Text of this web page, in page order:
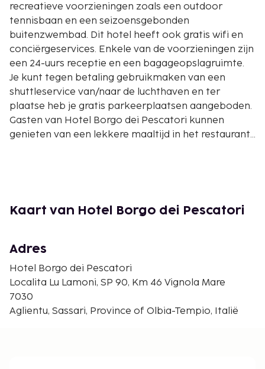
recreatieve voorzieningen zoals een outdoor
tennisbaan en een seizoensgebonden
buitenzwembad. Dit hotel heeft ook gratis wifi en
conciërgeservices. Enkele van de voorzieningen zijn
een 24-uurs receptie en een bagageopslagruimte.
Je kunt tegen betaling gebruikmaken van een
shuttleservice van/naar de luchthaven en ter
plaatse heb je gratis parkeerplaatsen aangeboden.
Gasten van Hotel Borgo dei Pescatori kunnen
genieten van een lekkere maaltijd in het restaurant
kamers met een koelkast en een
flatscreentelevisie. Alle kamers hebben balkons of
hebben gratis toiletartikelen en bidets. Bij de
voorzieningen horen een kluis en een bureau en de
kamers worden dagelijks schoongemaakt.
Kaart van Hotel Borgo dei Pescatori
Adres
Hotel Borgo dei Pescatori
Localita Lu Lamoni, SP 90, Km 46 Vignola Mare
7030
Aglientu, Sassari, Province of Olbia-Tempio, Italië